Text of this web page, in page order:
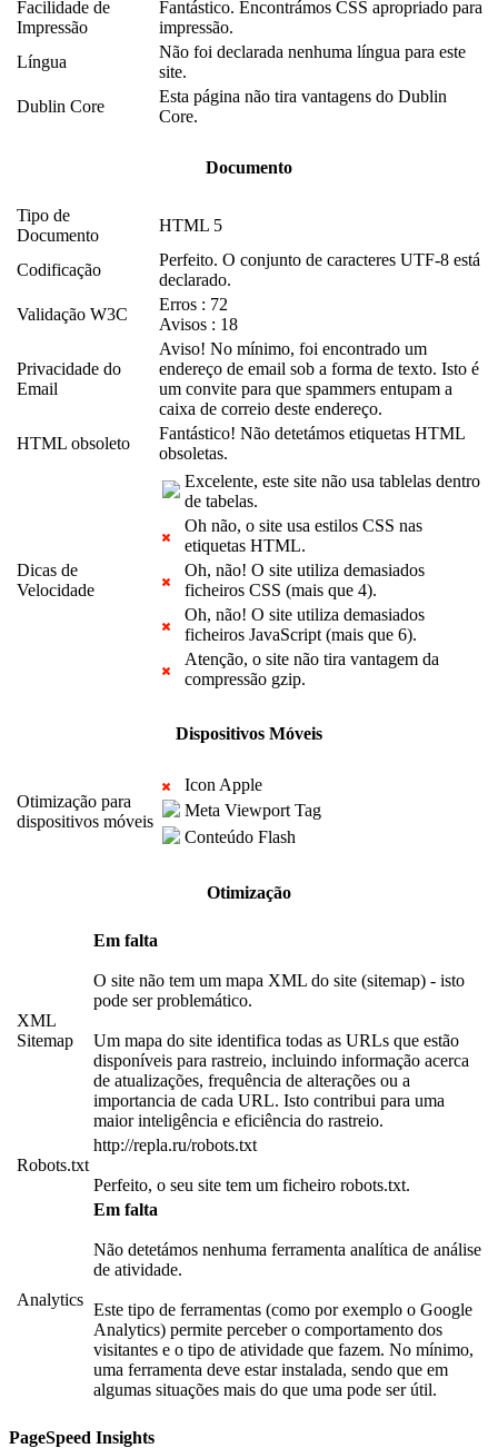
Facilidade de
Impressão
Fantástico. Encontrámos CSS apropriado para
impressão.
Língua
Não foi declarada nenhuma língua para este
site.
Dublin Core
Esta página não tira vantagens do Dublin
Core.
Documento
Tipo de
Documento
HTML 5
Codificação
Perfeito. O conjunto de caracteres UTF-8 está
declarado.
Validação W3C
Erros : 72
Avisos : 18
Privacidade do
Email
Aviso! No mínimo, foi encontrado um
endereço de email sob a forma de texto. Isto é
um convite para que spammers entupam a
caixa de correio deste endereço.
HTML obsoleto
Fantástico! Não detetámos etiquetas HTML
obsoletas.
Dicas de
Velocidade
Excelente, este site não usa tablelas dentro
de tabelas.
Oh não, o site usa estilos CSS nas
etiquetas HTML.
Oh, não! O site utiliza demasiados
ficheiros CSS (mais que 4).
Oh, não! O site utiliza demasiados
ficheiros JavaScript (mais que 6).
Atenção, o site não tira vantagem da
compressão gzip.
Dispositivos Móveis
Otimização para
dispositivos móveis
Icon Apple
Meta Viewport Tag
Conteúdo Flash
Otimização
XML
Sitemap
Em falta
O site não tem um mapa XML do site (sitemap) - isto
pode ser problemático.
Um mapa do site identifica todas as URLs que estão
disponíveis para rastreio, incluindo informação acerca
de atualizações, frequência de alterações ou a
importancia de cada URL. Isto contribui para uma
maior inteligência e eficiência do rastreio.
Robots.txt
http://repla.ru/robots.txt
Perfeito, o seu site tem um ficheiro robots.txt.
Analytics
Em falta
Não detetámos nenhuma ferramenta analítica de análise
de atividade.
Este tipo de ferramentas (como por exemplo o Google
Analytics) permite perceber o comportamento dos
visitantes e o tipo de atividade que fazem. No mínimo,
uma ferramenta deve estar instalada, sendo que em
algumas situações mais do que uma pode ser útil.
PageSpeed Insights